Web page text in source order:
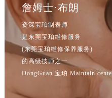
詹姆士·布朗
资深宝珀制表师
是东莞宝珀维修服务
(东莞宝珀维修保养服务)
的高级技师之一
DongGuan 宝珀 Maintain